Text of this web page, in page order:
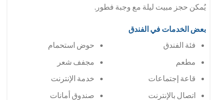
يُمكن حجز مبيت ليلة مع وجبة فطور.
بعض الخدمات في الفندق
فئة الفندق
مطعم
قاعة إجتماعات
اتصال بالإنترنت
حوض استحمام
مجفف شعر
خدمة الإنترنت
صندوق أمانات